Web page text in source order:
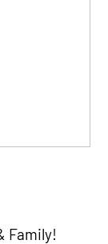
Family!